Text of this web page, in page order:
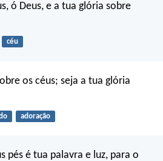
ó Deus, e a tua glória sobre
céu
os céus; seja a tua glória
adoração
pés é tua palavra e luz, para o